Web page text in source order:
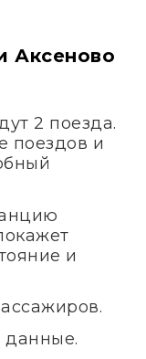
Аксеново
2 поезда.
поездов и
и
данные.